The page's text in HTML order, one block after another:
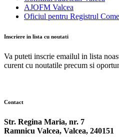
AJOFM Valcea
Oficiul pentru Registrul
Inscriere in lista cu noutati
Va puteti inscrie emailul in lista
curent cu noutatile precum si
Contact
Str. Regina Maria, nr. 7
Ramnicu Valcea, Valcea, 240151